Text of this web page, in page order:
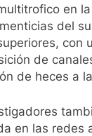
en
del
con
de
de heces a
en las redes